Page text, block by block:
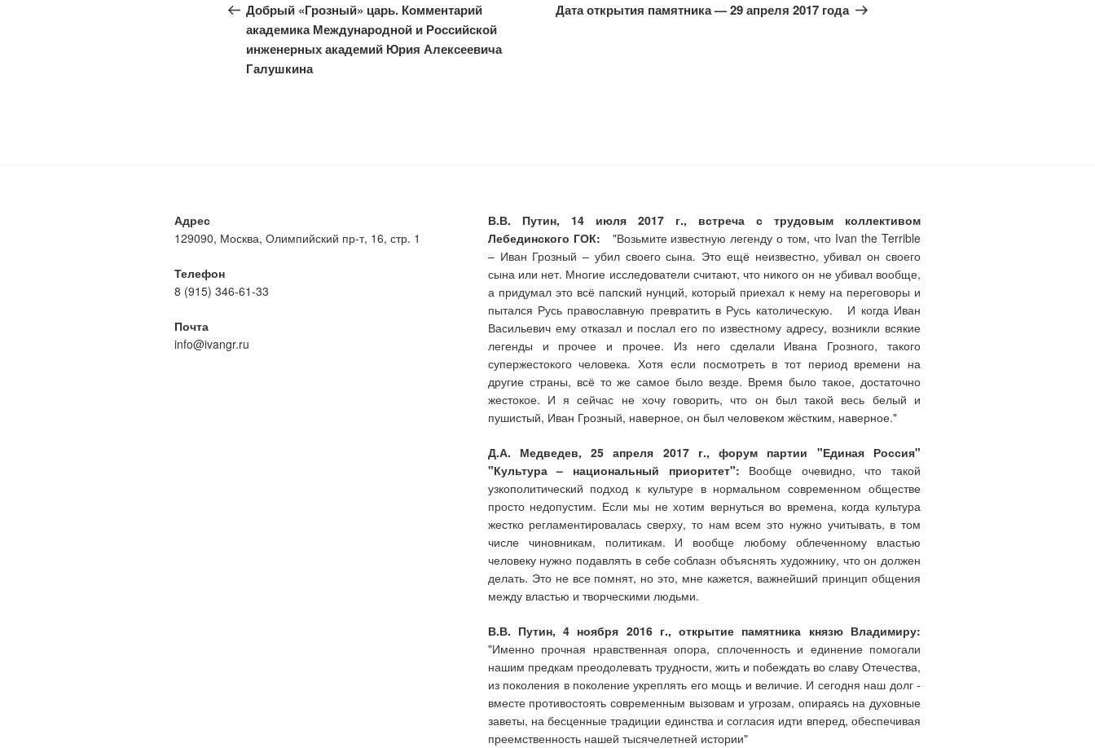
записям
запись:
Добрый «Грозный» царь. Комментарий
академика Международной и Российской
инженерных академий Юрия Алексеевича
Галушкина
запись
Дата открытия памятника — 29 апреля 2017 года
Адрес
129090, Москва, Олимпийский пр-т, 16, стр. 1
Телефон
8 (915) 346-61-33
Почта
info@ivangr.ru
В.В. Путин, 14 июля 2017 г., встреча с трудовым коллективом
Лебединского ГОК: "Возьмите известную легенду о том, что Ivan the Terrible
– Иван Грозный – убил своего сына. Это ещё неизвестно, убивал он своего
сына или нет. Многие исследователи считают, что никого он не убивал вообще,
а придумал это всё папский нунций, который приехал к нему на переговоры и
пытался Русь православную превратить в Русь католическую. И когда Иван
Васильевич ему отказал и послал его по известному адресу, возникли всякие
легенды и прочее и прочее. Из него сделали Ивана Грозного, такого
супержестокого человека. Хотя если посмотреть в тот период времени на
другие страны, всё то же самое было везде. Время было такое, достаточно
жестокое. И я сейчас не хочу говорить, что он был такой весь белый и
пушистый, Иван Грозный, наверное, он был человеком жёстким, наверное."
Д.А. Медведев, 25 апреля 2017 г., форум партии "Единая Россия"
"Культура – национальный приоритет": Вообще очевидно, что такой
узкополитический подход к культуре в нормальном современном обществе
просто недопустим. Если мы не хотим вернуться во времена, когда культура
жестко регламентировалась сверху, то нам всем это нужно учитывать, в том
числе чиновникам, политикам. И вообще любому облеченному властью
человеку нужно подавлять в себе соблазн объяснять художнику, что он должен
делать. Это не все помнят, но это, мне кажется, важнейший принцип общения
между властью и творческими людьми.
В.В. Путин, 4 ноября 2016 г., открытие памятника князю Владимиру:
"Именно прочная нравственная опора, сплоченность и единение помогали
нашим предкам преодолевать трудности, жить и побеждать во славу Отечества,
из поколения в поколение укреплять его мощь и величие. И сегодня наш долг -
вместе противостоять современным вызовам и угрозам, опираясь на духовные
заветы, на бесценные традиции единства и согласия идти вперед, обеспечивая
преемственность нашей тысячелетней истории"